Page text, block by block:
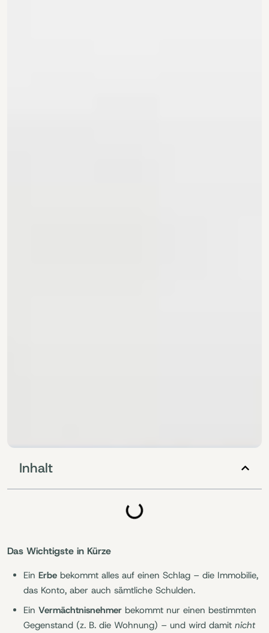
Inhalt
Das Wichtigste in Kürze
Ein Erbe bekommt alles auf einen Schlag – die Immobilie,
das Konto, aber auch sämtliche Schulden.
Ein Vermächtnisnehmer bekommt nur einen bestimmten
Gegenstand (z. B. die Wohnung) – und wird damit nicht